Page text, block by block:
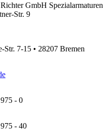
GmbH Spezialarmaturen
Str. 9
7-15 • 28207 Bremen
- 0
- 40